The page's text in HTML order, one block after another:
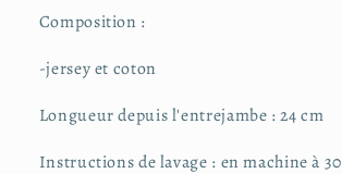
Composition :
-jersey et coton
Longueur depuis l'entrejambe : 24 cm
Instructions de lavage : en machine à